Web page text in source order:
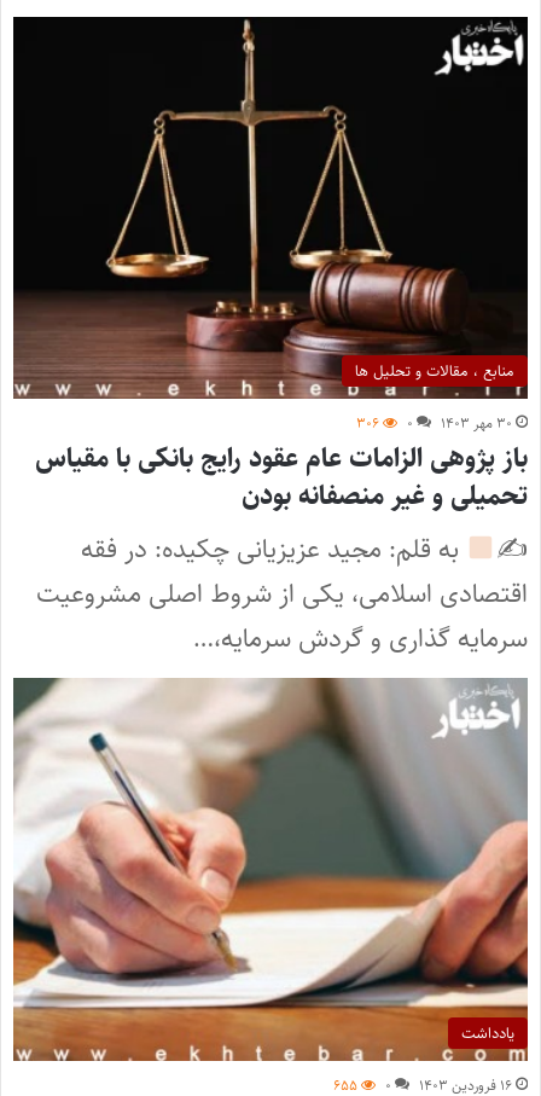
منابع ، مقالات و تحلیل ها
۳۰ مهر ۱۴۰۳ ۰ ۳۰۶
باز پژوهی الزامات عام عقود رایج بانکی با مقیاس
تحمیلی و غیر منصفانه بودن
✍
به قلم: مجید عزیزیانی چکیده: در فقه
اقتصادی اسلامی، یکی از شروط اصلی مشروعیت
سرمایه گذاری و گردش سرمایه،…
یادداشت
۱۶ فروردین ۱۴۰۳ ۰ ۶۵۵